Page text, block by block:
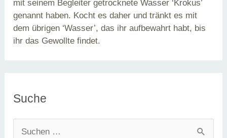
mit seinem Begleiter getrocknete Wasser ‘Krokus’
genannt haben. Kocht es daher und tränkt es mit
dem übrigen ‘Wasser’, das ihr aufbewahrt habt, bis
ihr das Gewollte findet.
Suche